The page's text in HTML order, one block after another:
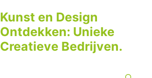
Kunst en Design
Ontdekken: Unieke
Creatieve Bedrijven.